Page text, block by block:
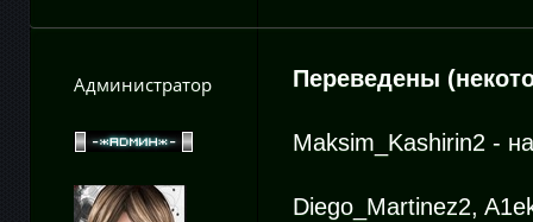
Администратор Переведены
Maksim_Kashirin2 -
Diego_Martinez2,